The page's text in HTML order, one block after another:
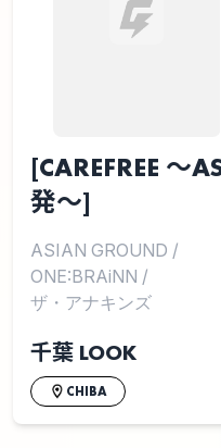
[CAREFREE 〜
発〜]
ASIAN GROUND /
ONE:BRAiNN /
ザ・アナキンズ
千葉 LOOK
CHIBA